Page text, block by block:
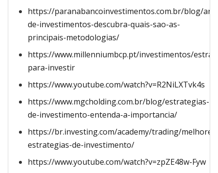
https://paranabancoinvestimentos.com.br/blog/
de-investimentos-descubra-quais-sao-as-
principais-metodologias/
https://www.millenniumbcp.pt/investimentos/
para-investir
https://www.youtube.com/watch?v=R2NiLXTvk4s
https://www.mgcholding.com.br/blog/estrategias-
de-investimento-entenda-a-importancia/
https://br.investing.com/academy/trading/
estrategias-de-investimento/
https://www.youtube.com/watch?v=zpZE48w-Fyw